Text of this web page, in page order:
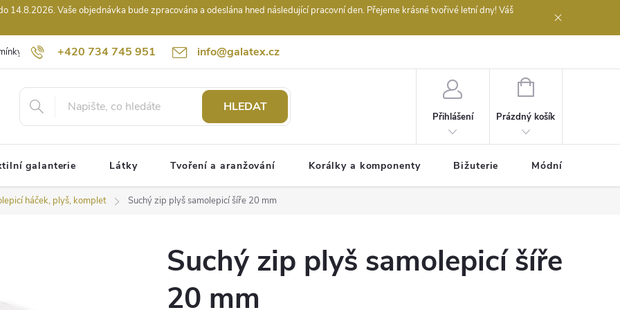
14.8.2026. Vaše objednávka bude zpracována a odeslána hned následující pracovní den. Přejeme krásné tvořivé letní dny! Váš
+420 734 745 951 info@galatex.cz
Podmínky ochrany osobních údajů Kontakty Hodnocení obchodu
HLEDAT
Přihlášení
NÁKUPNÍ
Prázdný košík
galanterie Látky Tvoření a aranžování Korálky a komponenty Bižuterie Módní doplňky
háček, plyš, komplet Suchý zip plyš samolepicí šíře 20 mm
Suchý zip plyš samolepicí šíře
20 mm